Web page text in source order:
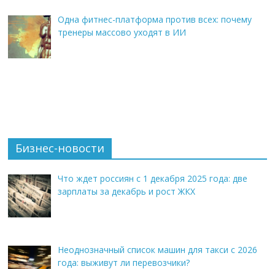
Одна фитнес-платформа против всех: почему
тренеры массово уходят в ИИ
Бизнес-новости
Что ждет россиян с 1 декабря 2025 года: две
зарплаты за декабрь и рост ЖКХ
Неоднозначный список машин для такси с 2026
года: выживут ли перевозчики?